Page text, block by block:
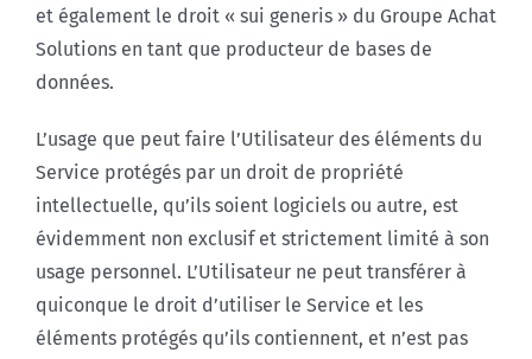
et également le droit « sui generis » du Groupe Achat
Solutions en tant que producteur de bases de
données.
L’usage que peut faire l’Utilisateur des éléments du
Service protégés par un droit de propriété
intellectuelle, qu’ils soient logiciels ou autre, est
évidemment non exclusif et strictement limité à son
usage personnel. L’Utilisateur ne peut transférer à
quiconque le droit d’utiliser le Service et les
éléments protégés qu’ils contiennent, et n’est pas